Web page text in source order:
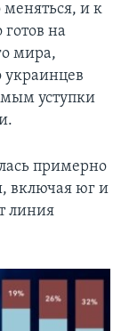
меняться, и к
на
мира,
украинцев
уступки
примерно
включая юг и
линия